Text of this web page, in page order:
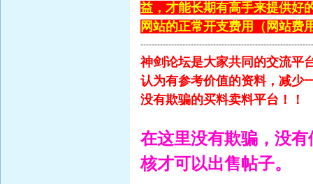
益，才能长期有高手来提供好
网站的正常开支费用（网站费
神剑论坛是大家共同的交流平
认为有参考价值的资料，减少
没有欺骗的买料卖料平台！！
在这里没有欺骗，没
核才可以出售帖子。